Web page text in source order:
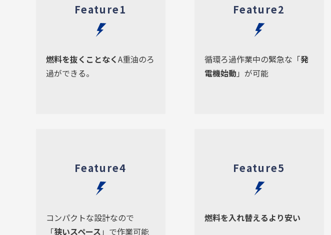
Feature1
燃料を抜くことなくA重油のろ
過ができる。
Feature2
循環ろ過作業中の緊急な「発
電機始動 」が可能
Feature4
コンパクトな設計なので
「狭いスペース 」で作業可能
Feature5
燃料を入れ替えるより安い